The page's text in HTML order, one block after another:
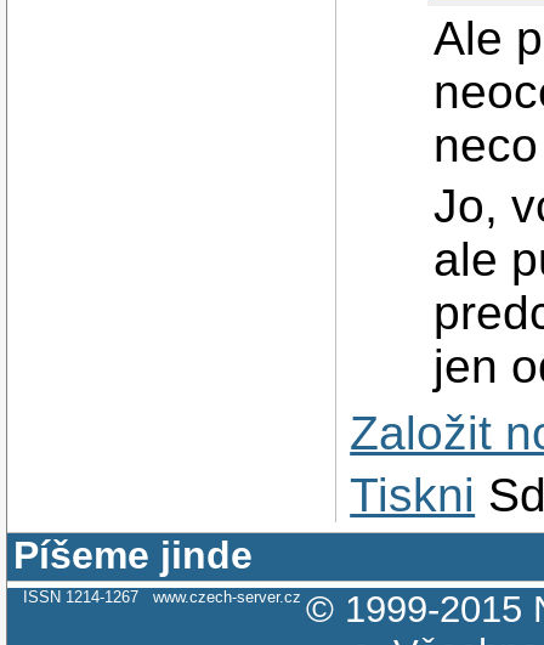
Ale
Jo,
ale
jen
Založit
Tiskni
Píšeme jinde
ISSN 1214-1267 www.czech-server.cz © 1999-2015